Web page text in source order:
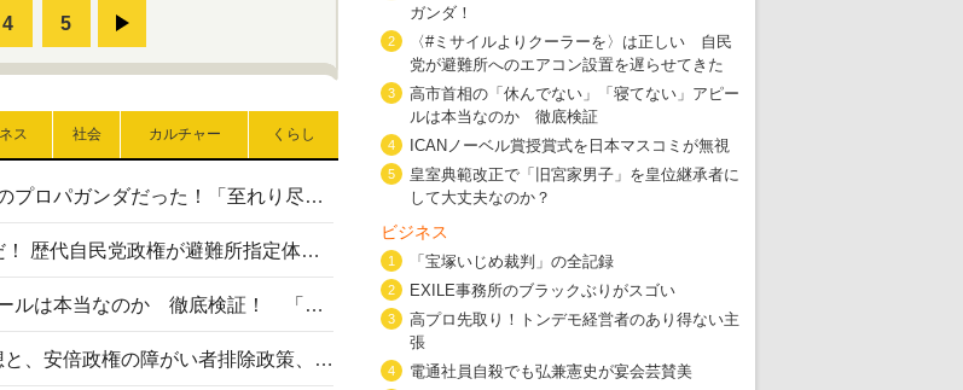
ス 社会 カルチャー くらし
高市首相の熊本地震避難所視察は北朝鮮並みのプロパガンダだった！「至れり尽くせり」の選ばれた避難所の一方で実態は…
〈#ミサイルよりクーラーを〉は正当な批判だ！ 歴代自民党政権が避難所指定体育館へのエアコン設置を遅らせてきた客観的事実
高市首相の「休んでない」「寝てない」アピールは本当なのか 徹底検証！ 「資料読み込み」「アイロンがけ」も矛盾だらけ…
相模原事件から10年──植松死刑囚の優生思想と、安倍政権の障がい者排除政策、右派勢力の差別主義との関係を改めて問う
ガンダ！
2
〈#ミサイルよりクーラーを〉は正しい 自民
党が避難所へのエアコン設置を遅らせてきた
3
高市首相の「休んでない」「寝てない」アピー
ルは本当なのか 徹底検証
4 ICANノーベル賞授賞式を日本マスコミが無視
5
皇室典範改正で「旧宮家男子」を皇位継承者に
して大丈夫なのか？
ビジネス
1 「宝塚いじめ裁判」の全記録
2 EXILE事務所のブラックぶりがスゴい
3
高プロ先取り！トンデモ経営者のあり得ない主
張
4 電通社員自殺でも弘兼憲史が宴会芸賛美